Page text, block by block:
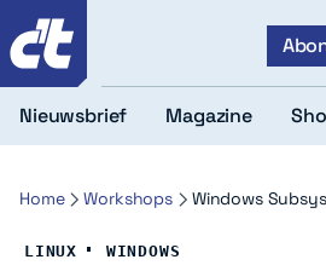
Nieuwsbrief Magazine
Home Workshops Windows
LINUX WINDOWS